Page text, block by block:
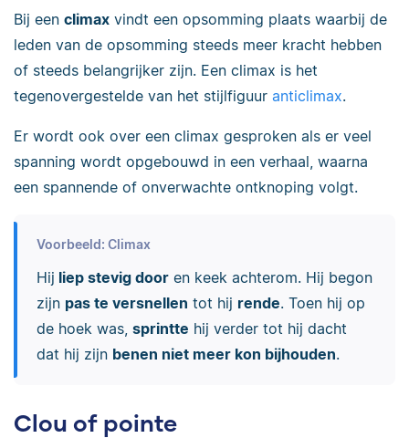
Bij een climax vindt een opsomming plaats waarbij de
leden van de opsomming steeds meer kracht hebben
of steeds belangrijker zijn. Een climax is het
tegenovergestelde van het stijlfiguur anticlimax.
Er wordt ook over een climax gesproken als er veel
spanning wordt opgebouwd in een verhaal, waarna
een spannende of onverwachte ontknoping volgt.
Voorbeeld: Climax
Hij liep stevig dooren keek achterom. Hij begon
zijn pas te versnellen tot hij rende. Toen hij op
de hoek was, sprintte hij verder tot hij dacht
dat hij zijn benen niet meer kon bijhouden.
Clou of pointe